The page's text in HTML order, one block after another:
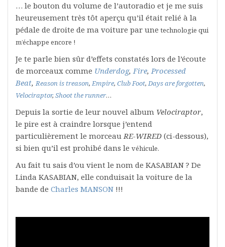
… le bouton du volume de l’autoradio et je me suis
heureusement très tôt aperçu qu’il était relié à la
pédale de droite de ma voiture par unetechnologie qui
m’échappe encore !
Je te parle bien sûr d’effets constatés lors de l’écoute
de morceaux comme Underdog,Fire,Processed
Beat,Reason is treason, Empire, Club Foot,Days are forgotten,
Velociraptor, Shoot the runner…
Depuis la sortie de leur nouvel album Velociraptor,
le pire est à craindre lorsque j’entend
particulièrement le morceauRE-WIRED (ci-dessous),
si bien qu’il est prohibé dans le véhicule.
Au fait tu sais d’ou vient le nom de KASABIAN ? De
Linda KASABIAN, elle conduisait la voiture de la
bande de Charles MANSON !!!